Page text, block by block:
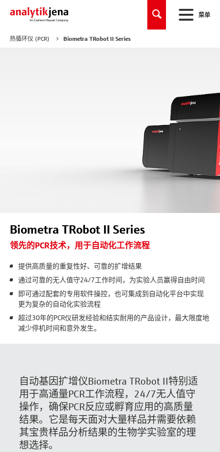
菜单
热循环仪 (PCR) Biometra TRobot II Series
Biometra TRobot II Series
领先的PCR技术，用于自动化工作流程
提供高质量的重复性好、可靠的扩增结果
通过可靠的无人值守24/7工作时间，为实验人员赢得自由时间
即可通过配套的专用软件操控，也可集成到自动化平台中实现
更为复杂的自动化实验流程
超过30年的PCR仪研发经验和结实耐用的产品设计，最大限度地
减少停机时间和意外发生。
自动基因扩增仪Biometra TRobot II特别适
用于高通量PCR工作流程，24/7无人值守
操作，确保PCR反应或孵育应用的高质量
结果。它是每天面对大量样品并需要依赖
其宝贵样品分析结果的生物学实验室的理
想选择。